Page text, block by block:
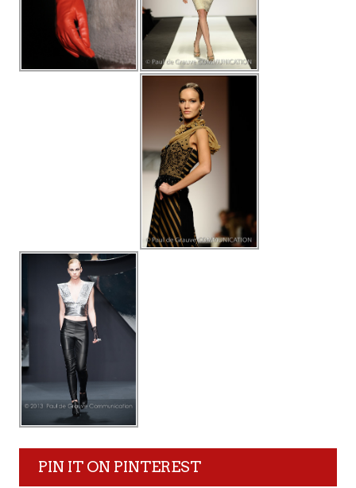
PIN IT ON PINTEREST